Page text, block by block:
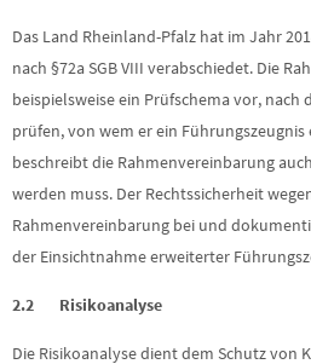
Das Land Rheinland-Pfalz hat im Jahr
nach §72a SGB VIII verabschiedet. Die
beispielsweise ein Prüfschema vor, nach
prüfen, von wem er ein
beschreibt die Rahmenvereinbarung
werden muss. Der Rechtssicherheit
Rahmenvereinbarung bei und
der Einsichtnahme erweiterter
2.2 Risikoanalyse
Die Risikoanalyse dient dem Schutz von